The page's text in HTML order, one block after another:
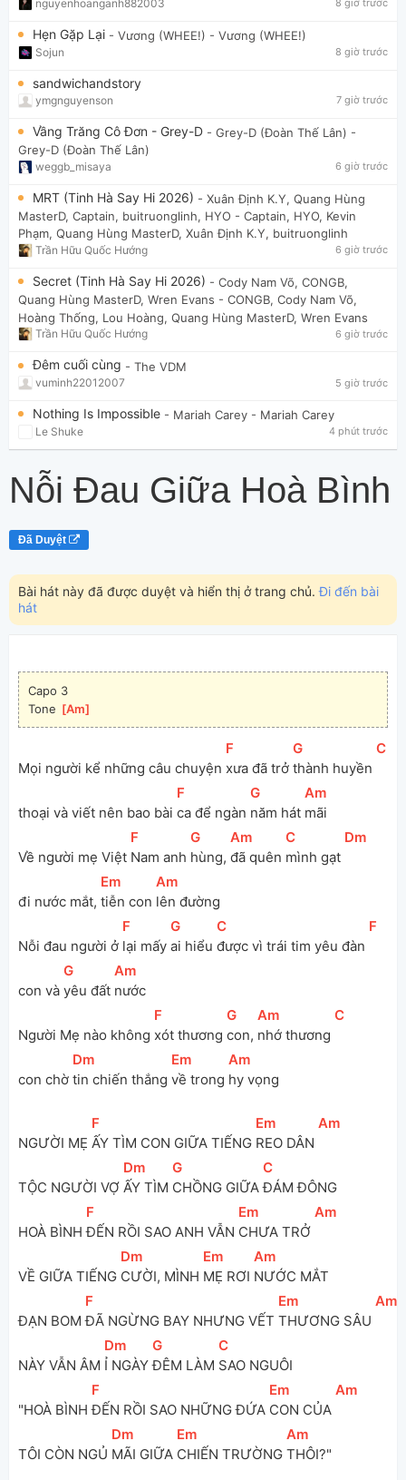
nguyenhoanganh882003 8 giờ trước
Hẹn Gặp Lại - Vương (WHEE!) - Vương (WHEE!)
Sojun 8 giờ trước
sandwichandstory
ymgnguyenson 7 giờ trước
Vầng Trăng Cô Đơn - Grey-D - Grey-D (Đoàn Thế Lân) -
Grey-D (Đoàn Thế Lân)
weggb_misaya 6 giờ trước
MRT (Tinh Hà Say Hi 2026) - Xuân Định K.Y, Quang Hùng
MasterD, Captain, buitruonglinh, HYO - Captain, HYO, Kevin
Phạm, Quang Hùng MasterD, Xuân Định K.Y, buitruonglinh
Trần Hữu Quốc Hướng 6 giờ trước
Secret (Tinh Hà Say Hi 2026) - Cody Nam Võ, CONGB,
Quang Hùng MasterD, Wren Evans - CONGB, Cody Nam Võ,
Hoàng Thống, Lou Hoàng, Quang Hùng MasterD, Wren Evans
Trần Hữu Quốc Hướng 6 giờ trước
Đêm cuối cùng - The VDM
vuminh22012007 5 giờ trước
Nothing Is Impossible - Mariah Carey - Mariah Carey
Le Shuke 4 phút trước
Nỗi Đau Giữa Hoà Bình
Đã Duyệt
Bài hát này đã được duyệt và hiển thị ở trang chủ.Đi đến bài
hát
Capo 3
Tone [Am
Mọi người kể những câu chuyện
[F
xưa đã trở
[
G
thành huyền
[
C
thoại và viết nên bao bài
[F
ca để ngàn
[
G
năm hát
[
Am
mãi
Về người mẹ Việt
[F
Nam anh
[
G
hùng,
[
Am
đã quên
[
C
mình gạt
[Dm
đi nước mắt,
[Em
tiễn con
[
Am
lên đường
Nỗi đau người ở
[F
lại mấy
[
G
ai hiểu
[
C
được vì trái tim yêu đàn
[F
con và
[
G
yêu đất
[
Am
nước
Người Mẹ nào không
[F
xót thương
[
G
con,
[
Am
nhớ thương
[
C
con chờ
[Dm
tin chiến thắng
[Em
về trong
[
Am
hy vọng
NGƯỜI MẸ
[F
ẤY TÌM CON GIỮA TIẾNG
[Em
REO DÂN
[
Am
TỘC NGƯỜI VỢ
[Dm
ẤY TÌM
[
G
CHỒNG GIỮA
[
C
ĐÁM ĐÔNG
HOÀ BÌNH
[F
ĐẾN RỒI SAO ANH VẪN
[Em
CHƯA TRỞ
[
Am
VỀ GIỮA TIẾNG
[Dm
CƯỜI, MÌNH
[Em
MẸ RƠI
[
Am
NƯỚC MẮT
ĐẠN BOM
[F
ĐÃ NGỪNG BAY NHƯNG VẾT
[Em
THƯƠNG SÂU
[
Am
NÀY VẪN ÂM
[Dm
Ỉ NGÀY
[
G
ĐÊM LÀM
[
C
SAO NGUÔI
"HOÀ BÌNH
[F
ĐẾN RỒI SAO NHỮNG ĐỨA
[Em
CON CỦA
[
Am
TÔI CÒN NGỦ
[Dm
MÃI GIỮA
[Em
CHIẾN TRƯỜNG
[
Am
THÔI?"